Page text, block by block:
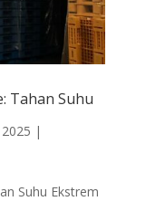
Tahan Suhu
|
Suhu Ekstrem